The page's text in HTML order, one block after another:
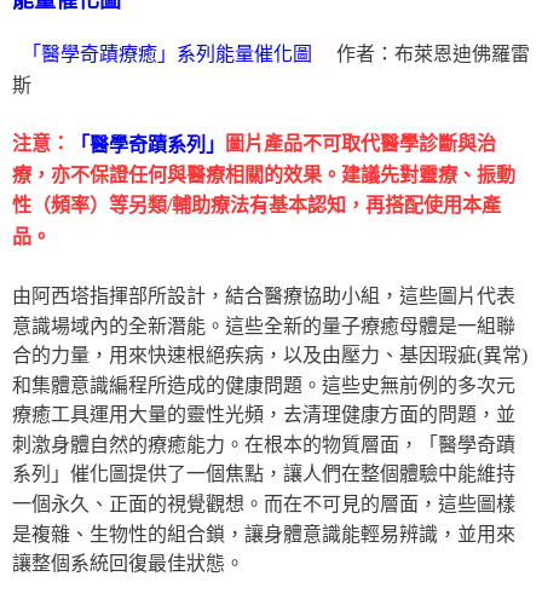
「醫學奇蹟療癒」系列能量催化圖
作者：布萊恩迪佛羅雷
斯
注意： 「醫學奇蹟系列」
圖片產品不可取代醫學診斷與治
療，亦不保證任何與醫療相關的效果。建議先對靈療、振動
性（頻率）等另類/輔助療法有基本認知，再搭配使用本產
品。
由阿西塔指揮部所設計，結合醫療協助小組，這些圖片代表
意識場域內的全新潛能。這些全新的量子療癒母體是一組聯
合的力量，用來快速根絕疾病，以及由壓力、基因瑕疵(異常)
和集體意識編程所造成的健康問題。這些史無前例的多次元
療癒工具運用大量的靈性光頻，去清理健康方面的問題，並
刺激身體自然的療癒能力。在根本的物質層面，「醫學奇蹟
系列」催化圖提供了一個焦點，讓人們在整個體驗中能維持
一個永久、正面的視覺觀想。而在不可見的層面，這些圖樣
是複雜、生物性的組合鎖，讓身體意識能輕易辨識，並用來
讓整個系統回復最佳狀態。